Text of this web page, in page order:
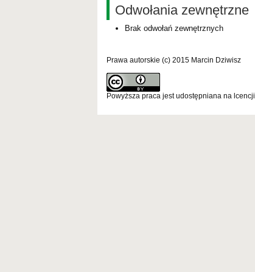
Odwołania zewnętrzne
Brak odwołań zewnętrznych
Prawa autorskie (c) 2015 Marcin Dziwisz
Powyższa praca jest udostępniana na lcencji